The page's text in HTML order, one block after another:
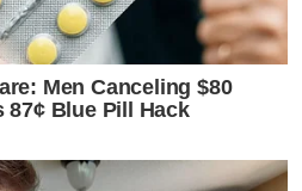
Men Canceling $80
Blue Pill Hack